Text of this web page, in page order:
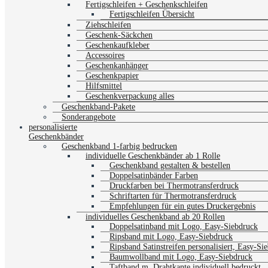
Fertigschleifen + Geschenkschleifen
Fertigschleifen Übersicht
Ziehschleifen
Geschenk-Säckchen
Geschenkaufkleber
Accessoires
Geschenkanhänger
Geschenkpapier
Hilfsmittel
Geschenkverpackung alles
Geschenkband-Pakete
Sonderangebote
personalisierte
Geschenkbänder
Geschenkband 1-farbig bedrucken
individuelle Geschenkbänder ab 1 Rolle
Geschenkband gestalten & bestellen
Doppelsatinbänder Farben
Druckfarben bei Thermotransferdruck
Schriftarten für Thermotransferdruck
Empfehlungen für ein gutes Druckergebnis
individuelles Geschenkband ab 20 Rollen
Doppelsatinband mit Logo, Easy-Siebdruck
Ripsband mit Logo, Easy-Siebdruck
Ripsband Satinstreifen personalisiert, Easy-
Baumwollband mit Logo, Easy-Siebdruck